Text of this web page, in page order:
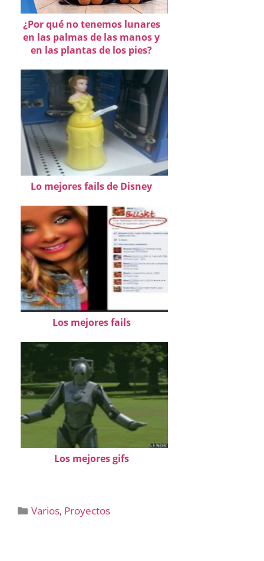
¿Por qué no tenemos lunares
en las palmas de las manos y
en las plantas de los pies?
Lo mejores fails de Disney
Los mejores fails
Los mejores gifs
Categorías
Varios, Proyectos